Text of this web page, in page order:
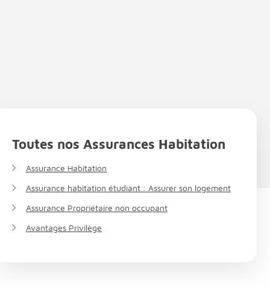
Toutes nos Assurances Habitation
Assurance Habitation
Assurance habitation étudiant : Assurer son logement
Assurance Propriétaire non occupant
Avantages Privilège